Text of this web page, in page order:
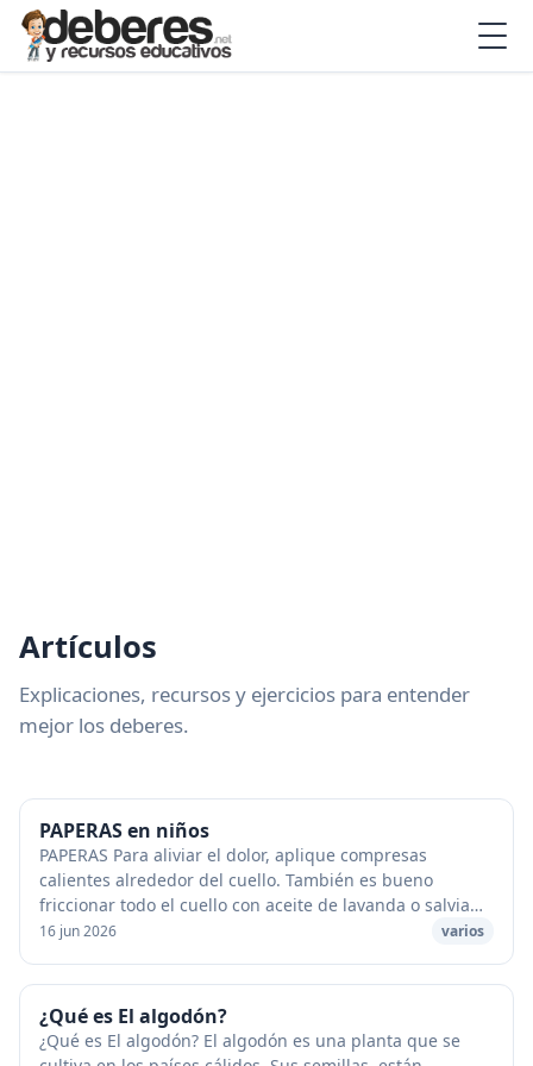
Artículos
Explicaciones, recursos y ejercicios para entender
mejor los deberes.
PAPERAS en niños
PAPERAS Para aliviar el dolor, aplique compresas
calientes alrededor del cuello. También es bueno
friccionar todo el cuello con aceite de lavanda o salvia
disuelto en un poco de aceite de girasol.
16 jun 2026 varios
¿Qué es El algodón?
¿Qué es El algodón? El algodón es una planta que se